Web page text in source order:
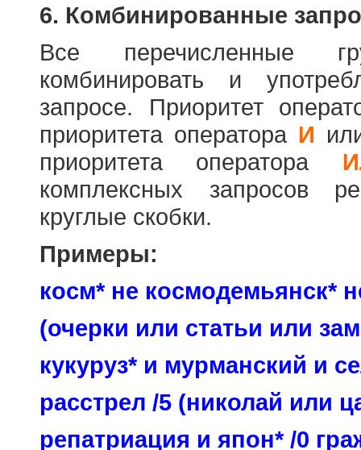
6. Комбинированные
Все перечисленные
комбинировать и
запросе. Приоритет
приоритета оператора И
приоритета оператора
комплексных запросов
круглые скобки.
Примеры:
косм* не космодемьянск*
(очерки или статьи или
кукуруз* и мурманский и
расстрел /5 (николай или
репатриация и япон* /0